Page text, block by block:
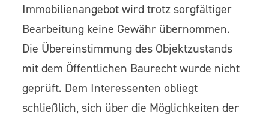
Immobilienangebot wird trotz sorgfältiger
Bearbeitung keine Gewähr übernommen.
Die Übereinstimmung des Objektzustands
mit dem Öffentlichen Baurecht wurde nicht
geprüft. Dem Interessenten obliegt
schließlich, sich über die Möglichkeiten der